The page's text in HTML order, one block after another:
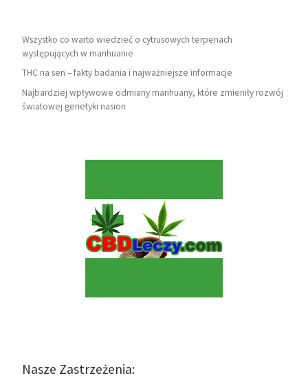
Wszystko co warto wiedzieć o cytrusowych terpenach
występujących w marihuanie
THC na sen – fakty badania i najważniejsze informacje
Najbardziej wpływowe odmiany marihuany, które zmieniły rozwój
światowej genetyki nasion
Nasze Zastrzeżenia: